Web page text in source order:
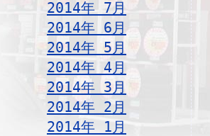
2014年 7月
2014年 6月
2014年 5月
2014年 4月
2014年 3月
2014年 2月
2014年 1月